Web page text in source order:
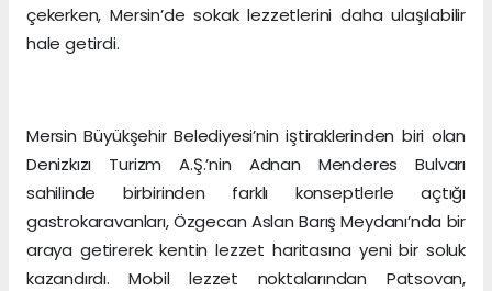
çekerken, Mersin’de sokak lezzetlerini daha ulaşılabilir
hale getirdi.
Mersin Büyükşehir Belediyesi’nin iştiraklerinden biri olan
Denizkızı Turizm A.Ş.’nin Adnan Menderes Bulvarı
sahilinde birbirinden farklı konseptlerle açtığı
gastrokaravanları, Özgecan Aslan Barış Meydanı’nda bir
araya getirerek kentin lezzet haritasına yeni bir soluk
kazandırdı. Mobil lezzet noktalarından Patsovan,